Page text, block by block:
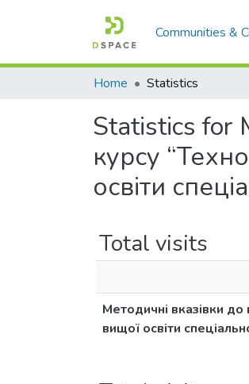
Communities &
Home Statistics
Statistics for
курсу
освіти
Total visits
Методичні вказівки
вищої освіти